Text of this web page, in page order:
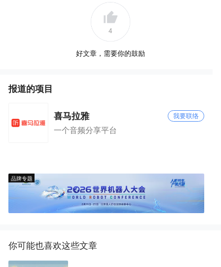
4
好文章，需要你的鼓励
报道的项目
喜马拉雅 我要联络
一个音频分享平台
品牌专题
你可能也喜欢这些文章